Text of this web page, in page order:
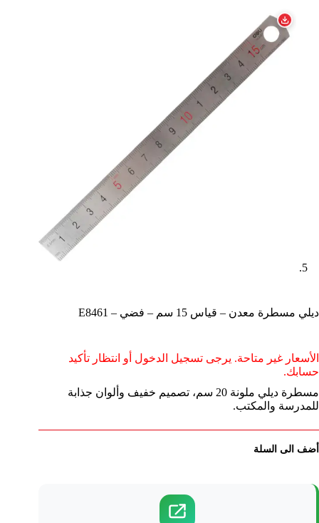
ديلي مسطرة معدن – قياس 15 سم – فضي – E8461
الأسعار غير متاحة. يرجى تسجيل الدخول أو انتظار تأكيد
حسابك.
مسطرة ديلي ملونة 20 سم، تصميم خفيف وألوان جذابة
للمدرسة والمكتب.
أضف الى السلة